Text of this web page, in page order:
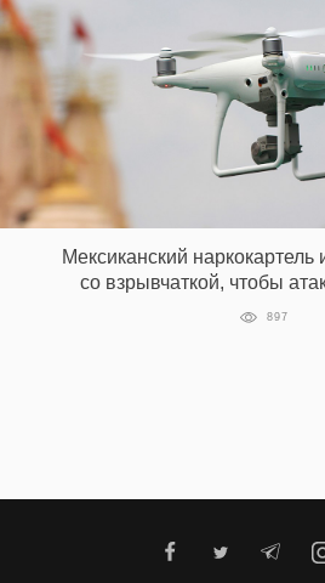
Мексиканский наркокартель
со взрывчаткой, чтобы
897